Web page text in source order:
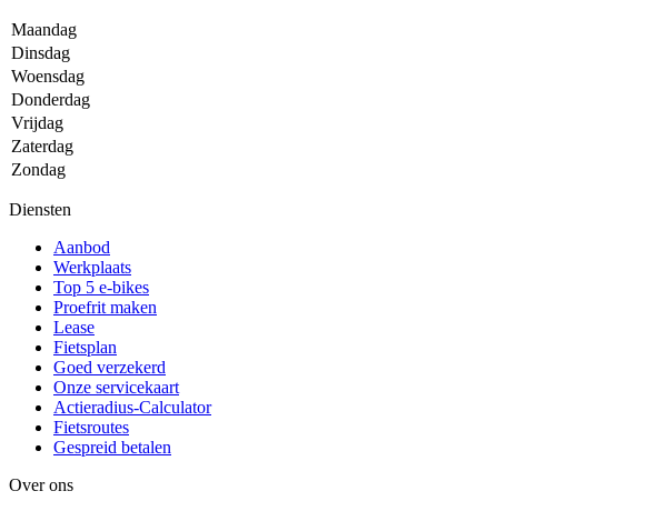
Maandag
Dinsdag
Woensdag
Donderdag
Vrijdag
Zaterdag
Zondag
Diensten
Aanbod
Werkplaats
Top 5 e-bikes
Proefrit maken
Lease
Fietsplan
Goed verzekerd
Onze servicekaart
Actieradius-Calculator
Fietsroutes
Gespreid betalen
Over ons